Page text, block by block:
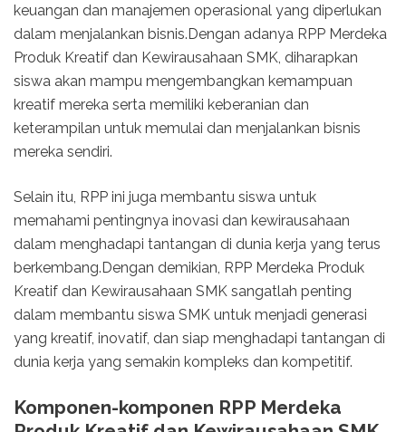
keuangan dan manajemen operasional yang diperlukan
dalam menjalankan bisnis.Dengan adanya RPP Merdeka
Produk Kreatif dan Kewirausahaan SMK, diharapkan
siswa akan mampu mengembangkan kemampuan
kreatif mereka serta memiliki keberanian dan
keterampilan untuk memulai dan menjalankan bisnis
mereka sendiri.
Selain itu, RPP ini juga membantu siswa untuk
memahami pentingnya inovasi dan kewirausahaan
dalam menghadapi tantangan di dunia kerja yang terus
berkembang.Dengan demikian, RPP Merdeka Produk
Kreatif dan Kewirausahaan SMK sangatlah penting
dalam membantu siswa SMK untuk menjadi generasi
yang kreatif, inovatif, dan siap menghadapi tantangan di
dunia kerja yang semakin kompleks dan kompetitif.
Komponen-komponen RPP Merdeka